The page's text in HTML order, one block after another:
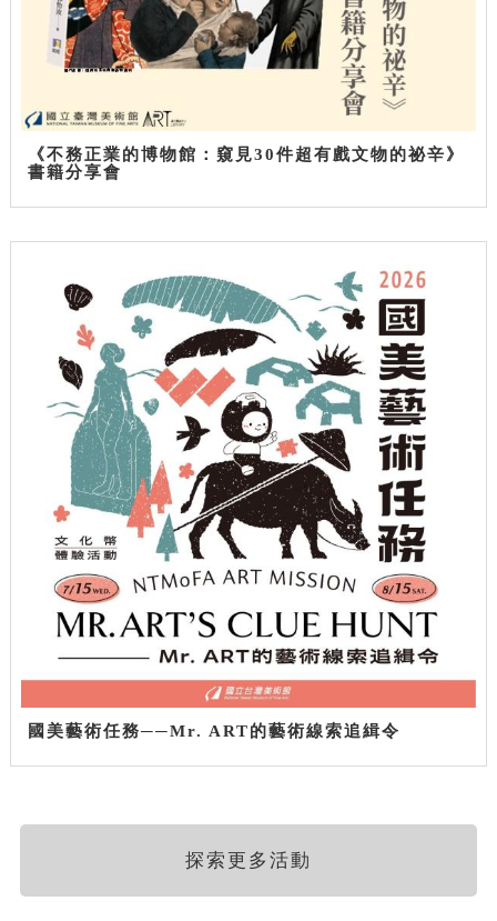
《不務正業的博物館：窺見30件超有戲文物的祕辛》
書籍分享會
國美藝術任務──Mr. ART的藝術線索追緝令
探索更多活動